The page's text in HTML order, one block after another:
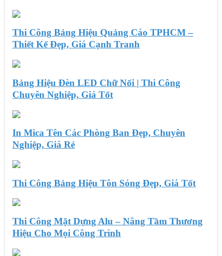
Thi Công Bảng Hiệu Quảng Cáo TPHCM –
Thiết Kế Đẹp, Giá Cạnh Tranh
Bảng Hiệu Đèn LED Chữ Nổi | Thi Công
Chuyên Nghiệp, Giá Tốt
In Mica Tên Các Phòng Ban Đẹp, Chuyên
Nghiệp, Giá Rẻ
Thi Công Bảng Hiệu Tôn Sóng Đẹp, Giá Tốt
Thi Công Mặt Dựng Alu – Nâng Tầm Thương
Hiệu Cho Mọi Công Trình